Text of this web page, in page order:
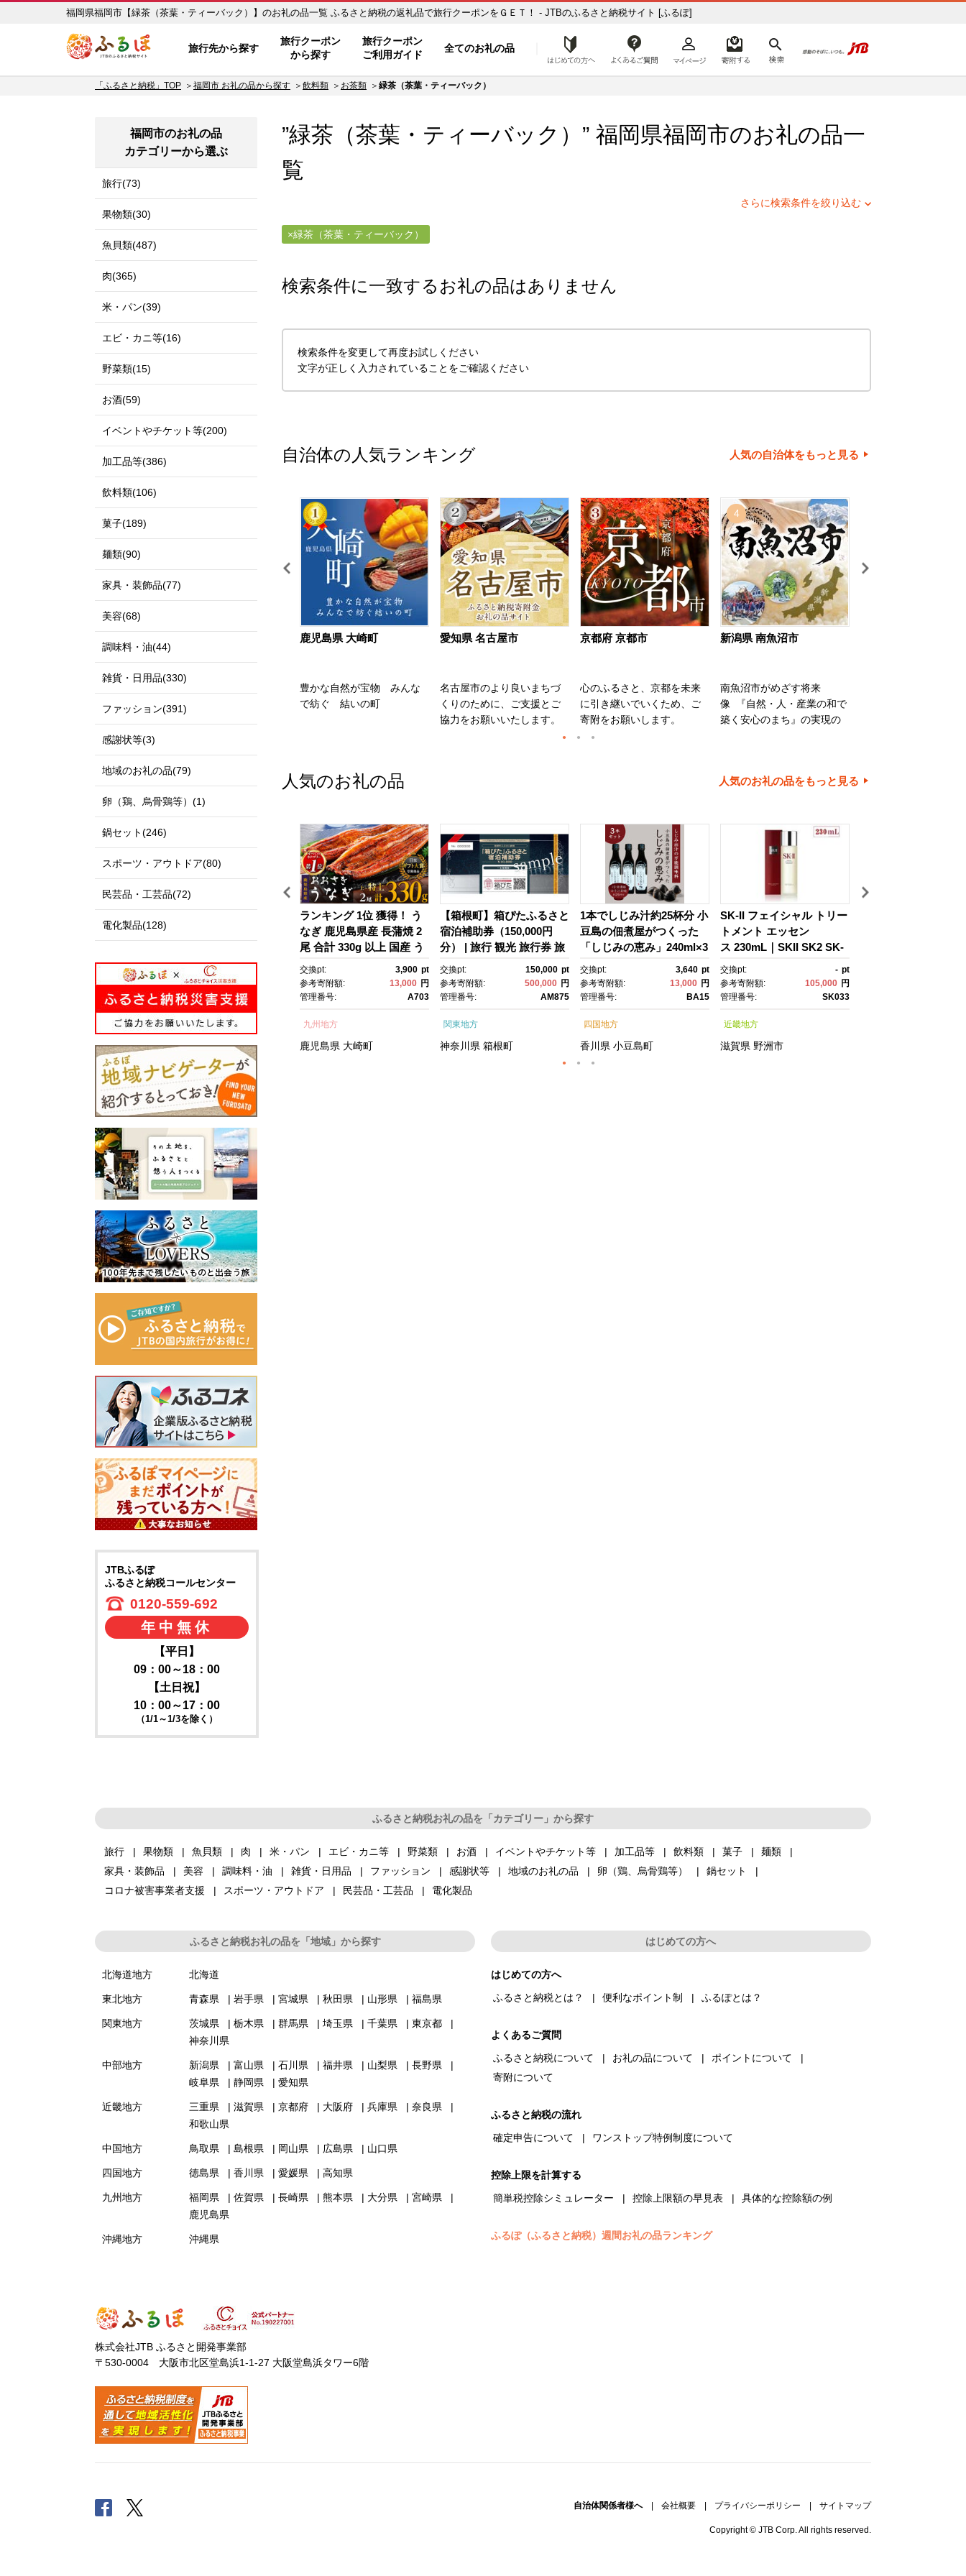
福岡県福岡市【緑茶（茶葉・ティーバック）】のお礼の品一覧 ふるさと納税の返礼品で旅行クーポンをＧＥＴ！ - JTBのふるさと納税サイト [ふるぽ]
旅行先から探す
旅行クーポン
から探す
旅行クーポン
ご利用ガイド
全てのお礼の品 はじめての方へ
「ふるさと納税」TOP 福岡市 お礼の品から探す 飲料類 お茶類 緑茶（茶葉・ティーバック）
”緑茶（茶葉・ティーバック）” 福岡県福岡市のお礼の品一
覧
さらに検索条件を絞り込む
緑茶（茶葉・ティーバック）
検索条件に一致するお礼の品はありません
検索条件を変更して再度お試しください
文字が正しく入力されていることをご確認ください
自治体の人気ランキング 人気の自治体をもっと見る
取県の中央部に位置する人
北は日本海に面し、白砂青
が広がっており、南は大山
があり、豊かな自然に囲ま
この豊かな自然環境を生か
し、スイカ、ぶどう、らっ
きょう、長芋などさまざま
な魅力ある農産物が生み出
また、漫画「名探偵コナ
ン」の作者である青山剛昌
氏の出身地であり、駅構内
が施されたコナン駅（JR由
良駅）や青山氏の思い出の
所蔵物や作品が展示された
青山剛昌ふるさと館をはじ
め、駅から青山剛昌ふるさ
と館までの約1.4kmを「コナ
ン通り」と名付け、キャラ
クターのブロンズ像やカラ
ーオブジェが点在するなど
「名探偵コナンに会えるま
ち」づくりを進めていま
町を応援していただけるみ
なさまと一緒に持続可能な
まちづくりを進めていきま
みなさまの応援をよろしく
しい！和歌山市の魅力に気
鹿児島県 大崎町
豊かな自然が宝物 みんな
で紡ぐ 結いの町
愛知県 名古屋市
名古屋市のより良いまちづ
くりのために、ご支援とご
協力をお願いいたします。
京都府 京都市
心のふるさと、京都を未来
に引き継いでいくため、ご
寄附をお願いします。
4
新潟県 南魚沼市
南魚沼市がめざす将来
像 『自然・人・産業の和で
築く安心のまち』の実現の
す。
人気のお礼の品 人気のお礼の品をもっと見る
- pt
1,000,000 円
HS001
ーストマスター 2000【 釣
マノ SHIMANO フィッシ
ング アウトドア スポー
ツ 魚 人気 おすすめ 大阪
府 堺市】
交換pt:
参考寄附額:
485,000
管理番号:
近畿地方
大阪府 堺市
ランキング 1位 獲得！ う
なぎ 鹿児島県産 長蒲焼 2
尾 合計 330g 以上 国産 う
なぎ 鰻 ウナギ 蒲焼き 蒲
焼 かばやき 魚 魚介 魚
貝 海鮮 うな重 ひつまぶ
気 おすすめ 鹿児島県 大崎
町 大隅半島 A703
交換pt: 3,900 pt
参考寄附額:
13,000 円
管理番号:
A703
九州地方
鹿児島県 大崎町
【箱根町】箱ぴたふるさと
宿泊補助券（150,000円
分） | 旅行 観光 旅行券 旅
行クーポン クーポン 箱根
町ふるさと納税 神奈川県
ふるさと納税 神奈川県 箱
交換pt: 150,000 pt
参考寄附額:
500,000 円
管理番号:
AM875
関東地方
神奈川県 箱根町
1本でしじみ汁約25杯分 小
豆島の佃煮屋がつくった
「しじみの恵み」240ml×3
本
交換pt: 3,640 pt
参考寄附額:
13,000 円
管理番号:
BA15
四国地方
香川県 小豆島町
SK-II フェイシャル トリー
トメント エッセン
ス 230mL｜SKII SK2 SK-
2 SK エスケーツー エスケ
ーツ エスケｰ ピテラ スキ
ンケア 化粧品 ｺｽﾒ フェイ
センス フェイシャルトリ
ートメント トリートメン
交換pt: - pt
参考寄附額:
105,000 円
管理番号:
SK033
近畿地方
滋賀県 野洲市
福岡市のお礼の品
カテゴリーから選ぶ
旅行(73)
果物類(30)
魚貝類(487)
肉(365)
米・パン(39)
エビ・カニ等(16)
野菜類(15)
お酒(59)
イベントやチケット等(200)
加工品等(386)
飲料類(106)
菓子(189)
麺類(90)
家具・装飾品(77)
美容(68)
調味料・油(44)
雑貨・日用品(330)
ファッション(391)
感謝状等(3)
地域のお礼の品(79)
卵（鶏、烏骨鶏等）(1)
鍋セット(246)
スポーツ・アウトドア(80)
民芸品・工芸品(72)
電化製品(128)
JTBふるぽ
ふるさと納税コールセンター
0120-559-692
年中無休
【平日】
09：00～18：00
【土日祝】
10：00～17：00
（1/1～1/3を除く）
ふるさと納税お礼の品を「カテゴリー」から探す
旅行 果物類 魚貝類 肉 米・パン エビ・カニ等 野菜類 お酒 イベントやチケット等 加工品等 飲料類 菓子
麺類
家具・装飾品
美容 調味料・油 雑貨・日用品 ファッション 感謝状等 地域のお礼の品 卵（鶏、烏骨鶏等）
鍋セット
コロナ被害事業者支援
スポーツ・アウトドア 民芸品・工芸品 電化製品
ふるさと納税お礼の品を「地域」から探す
北海道地方 北海道
東北地方 青森県 岩手県 宮城県 秋田県 山形県 福島県
関東地方 茨城県 栃木県 群馬県 埼玉県 千葉県
東京都
神奈川県
中部地方 新潟県 富山県 石川県 福井県 山梨県
長野県
岐阜県
静岡県 愛知県
近畿地方 三重県 滋賀県 京都府 大阪府 兵庫県
奈良県
和歌山県
中国地方 鳥取県 島根県 岡山県 広島県 山口県
四国地方 徳島県 香川県 愛媛県 高知県
九州地方 福岡県 佐賀県 長崎県 熊本県 大分県
宮崎県
鹿児島県
沖縄地方 沖縄県
はじめての方へ
はじめての方へ
ふるさと納税とは？
便利なポイント制 ふるぽとは？
よくあるご質問
ふるさと納税について
お礼の品について
ポイントについて
寄附について
ふるさと納税の流れ
確定申告について
ワンストップ特例制度について
控除上限を計算する
簡単税控除シミュレーター
控除上限額の早見表 具体的な控除額の例
ふるぽ（ふるさと納税）週間お礼の品ランキング
株式会社JTB ふるさと開発事業部
〒530-0004 大阪市北区堂島浜1-1-27 大阪堂島浜タワー6階
Facebook 自治体関係者様へ| 会社概要 プライバシーポリシー サイトマップ
Copyright © JTB Corp. All rights reserved.